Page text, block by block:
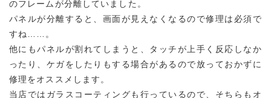
のフレームが分離していました。
パネルが分離すると、画面が見えなくなるので修理は必須で
すね……。
他にもパネルが割れてしまうと、タッチが上手く反応しなか
ったり、ケガをしたりもする場合があるので放っておかずに
修理をオススメします。
当店ではガラスコーティングも行っているので、そちらもオ